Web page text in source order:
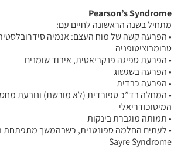
Pearson’s Syndrome
מתחיל בשנה הראשונה לחיים עם:
• הפרעה קשה של מוח העצם: אנמיה
טרומבוציטופניה
• הפרעת ספיגה פנקריאטית, איבוד שומנים
• הפרעה בשגשוג
• הפרעה כבדית
המיטוכודריאלי
• תמותה מוגברת בינקות
Sayre Syndrome